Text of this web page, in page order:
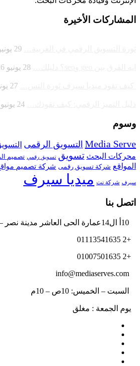
المشاركات الأخيرة
29 يونيو 26
28 يونيو 26
27 يونيو 26
24 يونيو 26
وسوم
Media Serve التسويق الرقمى
محركات البحث تسويق تسويق رقمي تصميم
المواقع شركة تسويق رقمى شركة تصميم
سيرف شركة نت ميديا سيرف
اتصل بنا
+2 01113541635
+2 01007501635
السبت – الخميس: 10ص – 10م
يوم الجمعة : مغلق